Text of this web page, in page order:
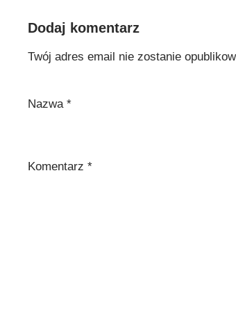
Dodaj komentarz
Twój adres email nie zostanie
Nazwa *
Komentarz *